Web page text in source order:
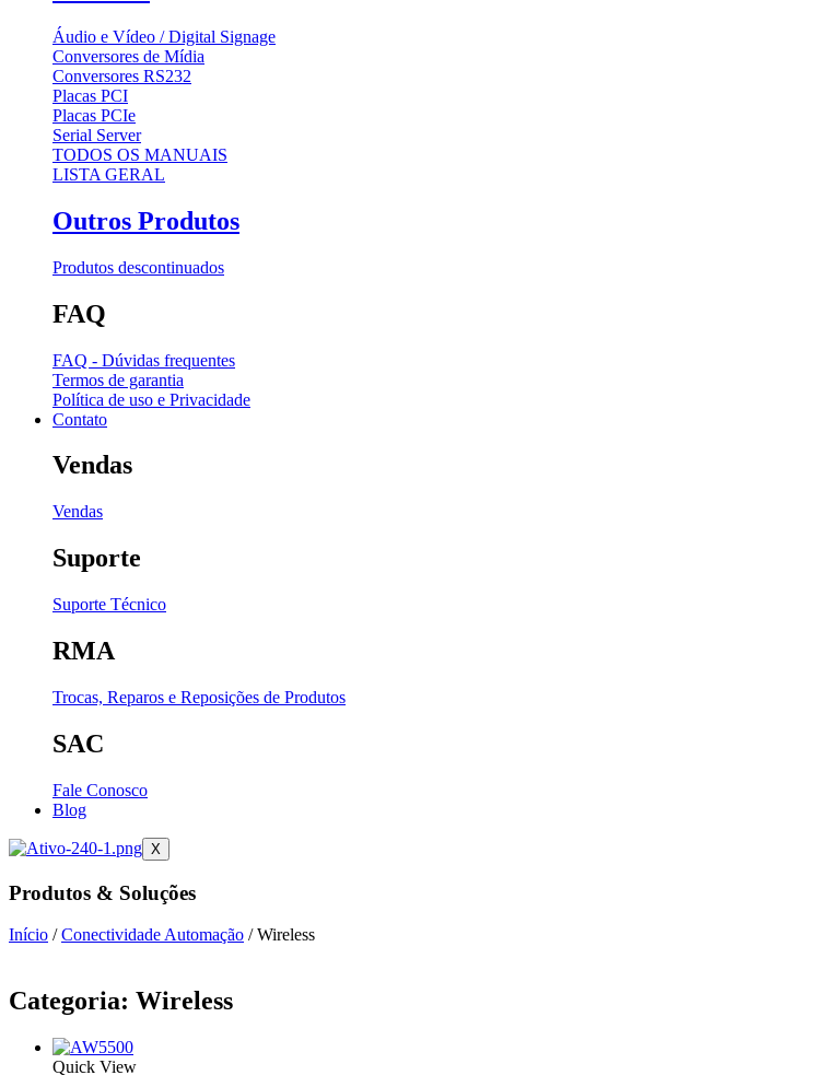
Áudio e Vídeo / Digital Signage
Conversores de Mídia
Conversores RS232
Placas PCI
Placas PCIe
Serial Server
TODOS OS MANUAIS
LISTA GERAL
Outros Produtos
Produtos descontinuados
FAQ
FAQ - Dúvidas frequentes
Termos de garantia
Política de uso e Privacidade
Contato
Vendas
Vendas
Suporte
Suporte Técnico
RMA
Trocas, Reparos e Reposições de Produtos
SAC
Fale Conosco
Blog
X
Produtos & Soluções
Início /Conectividade Automação / Wireless
Categoria: Wireless
Quick View